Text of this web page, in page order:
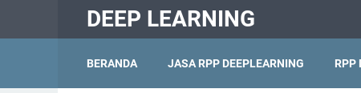
DEEP LEARNING
BERANDA JASA RPP DEEPLEARNING RPP